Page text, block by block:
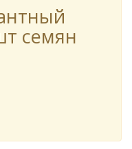
семян